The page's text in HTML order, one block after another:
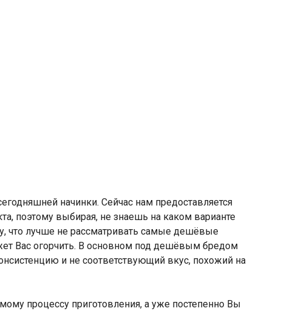
начинки. Сейчас нам предоставляется
поэтому выбирая, не знаешь на каком варианте
что лучше не рассматривать самые дешёвые
Вас огорчить. В основном под дешёвым бредом
и не соответствующий вкус, похожий на
процессу приготовления, а уже постепенно Вы